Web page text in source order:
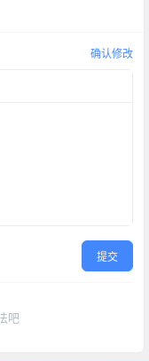
确认修改
提交
吧